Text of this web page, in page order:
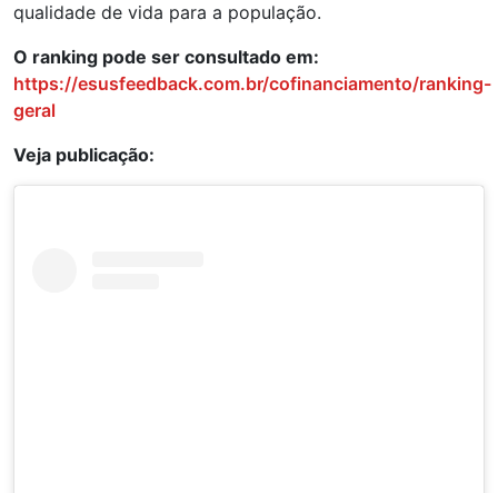
qualidade de vida para a população.
O ranking pode ser consultado em:
https://esusfeedback.com.br/cofinanciamento/ranking-
geral
Veja publicação: